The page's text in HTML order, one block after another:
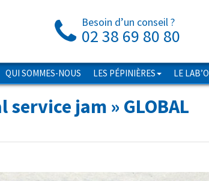
Besoin d’un conseil ?
02 38 69 80 80
QUI SOMMES-NOUS LES PÉPINIÈRES LE LAB’O
service jam » GLOBAL